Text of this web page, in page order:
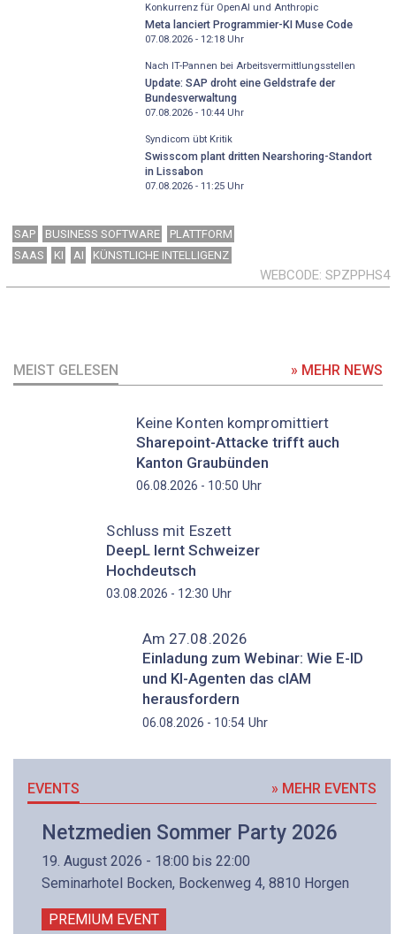
Konkurrenz für OpenAI und Anthropic
Meta lanciert Programmier-KI Muse Code
07.08.2026 - 12:18Uhr
Nach IT-Pannen bei Arbeitsvermittlungsstellen
Update: SAP droht eine Geldstrafe der
Bundesverwaltung
07.08.2026 - 10:44Uhr
Syndicom übt Kritik
Swisscom plant dritten Nearshoring-Standort
in Lissabon
07.08.2026 - 11:25Uhr
SAP BUSINESS SOFTWARE
PLATTFORM
SAAS
KI AI KÜNSTLICHE INTELLIGENZ
WEBCODE SPZPPHS4
MEIST GELESEN » MEHR NEWS
Keine Konten kompromittiert
Sharepoint-Attacke trifft auch
Kanton Graubünden
06.08.2026 - 10:50 Uhr
Schluss mit Eszett
DeepL lernt Schweizer
Hochdeutsch
03.08.2026 - 12:30 Uhr
Am 27.08.2026
Einladung zum Webinar: Wie E-ID
und KI-Agenten das cIAM
herausfordern
06.08.2026 - 10:54Uhr
EVENTS » MEHR EVENTS
Netzmedien Sommer Party 2026
19. August 2026 - 18:00 bis 22:00
Seminarhotel Bocken, Bockenweg 4, 8810 Horgen
PREMIUM EVENT